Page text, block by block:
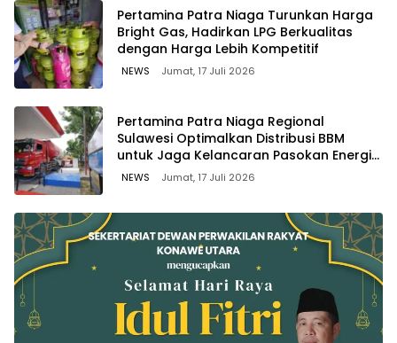
Pertamina Patra Niaga Turunkan Harga
Bright Gas, Hadirkan LPG Berkualitas
dengan Harga Lebih Kompetitif
NEWS Jumat, 17 Juli 2026
Pertamina Patra Niaga Regional
Sulawesi Optimalkan Distribusi BBM
untuk Jaga Kelancaran Pasokan Energi
di Seluruh Wilayah Sulawesi
NEWS Jumat, 17 Juli 2026